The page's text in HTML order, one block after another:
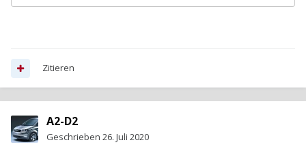
Zitieren
A2-D2
Geschrieben 26. Juli 2020